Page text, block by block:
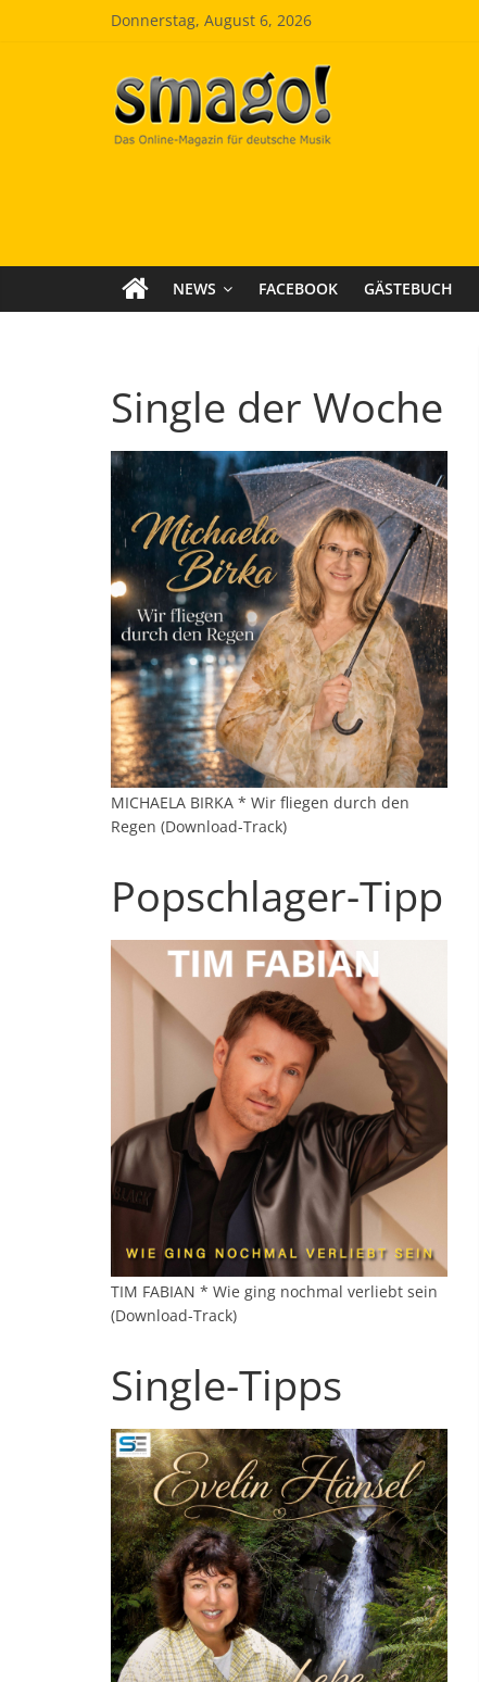
Donnerstag, August 6, 2026
Smago
SchlagerMAGazinOnline
NEWS FACEBOOK GÄSTEBUCH
Single der Woche
MICHAELA BIRKA * Wir fliegen durch den
Regen (Download-Track)
Popschlager-Tipp
TIM FABIAN * Wie ging nochmal verliebt sein
(Download-Track)
Single-Tipps